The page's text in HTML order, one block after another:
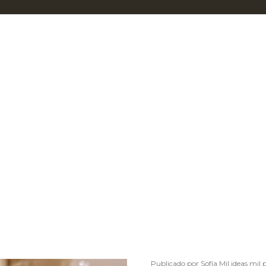
Publicado por Sofía Mil ideas mil